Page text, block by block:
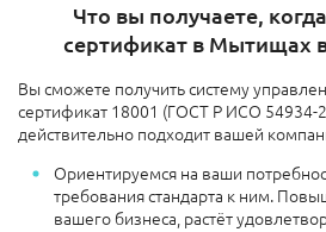
Что вы получаете,
сертификат в Мытищах
Вы сможете получить систему
сертификат 18001 (ГОСТ Р ИСО 54934-
действительно подходит вашей
Ориентируемся на ваши
требования стандарта к ним.
вашего бизнеса, растёт